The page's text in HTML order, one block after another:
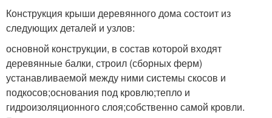
Конструкция крыши деревянного дома состоит из
следующих деталей и узлов:
основной конструкции, в состав которой входят
деревянные балки, строил (сборных ферм)
устанавливаемой между ними системы скосов и
подкосов;основания под кровлю;тепло и
гидроизоляционного слоя;собственно самой кровли.